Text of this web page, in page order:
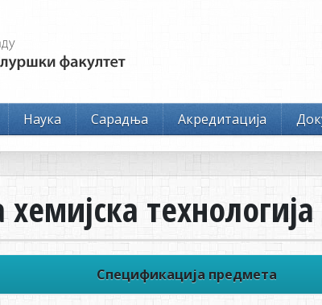
Наука Сарадња Акредитација
технологија
Спецификација предмета